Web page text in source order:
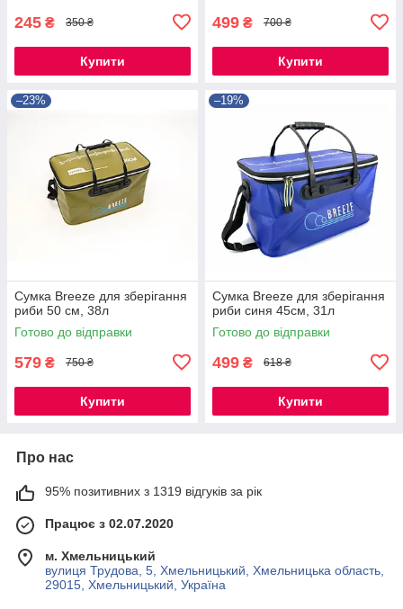
245 ₴ 350 ₴
Купити
499 ₴ 700 ₴
Купити
–23%
Сумка Breeze для зберігання
риби 50 см, 38л
Готово до відправки
579 ₴ 750 ₴
Купити
–19%
Сумка Breeze для зберігання
риби синя 45см, 31л
Готово до відправки
499 ₴ 618 ₴
Купити
Про нас
95% позитивних з 1319 відгуків за рік
Працює з 02.07.2020
м. Хмельницький
вулиця Трудова, 5, Хмельницький, Хмельницька область,
29015, Хмельницький, Україна